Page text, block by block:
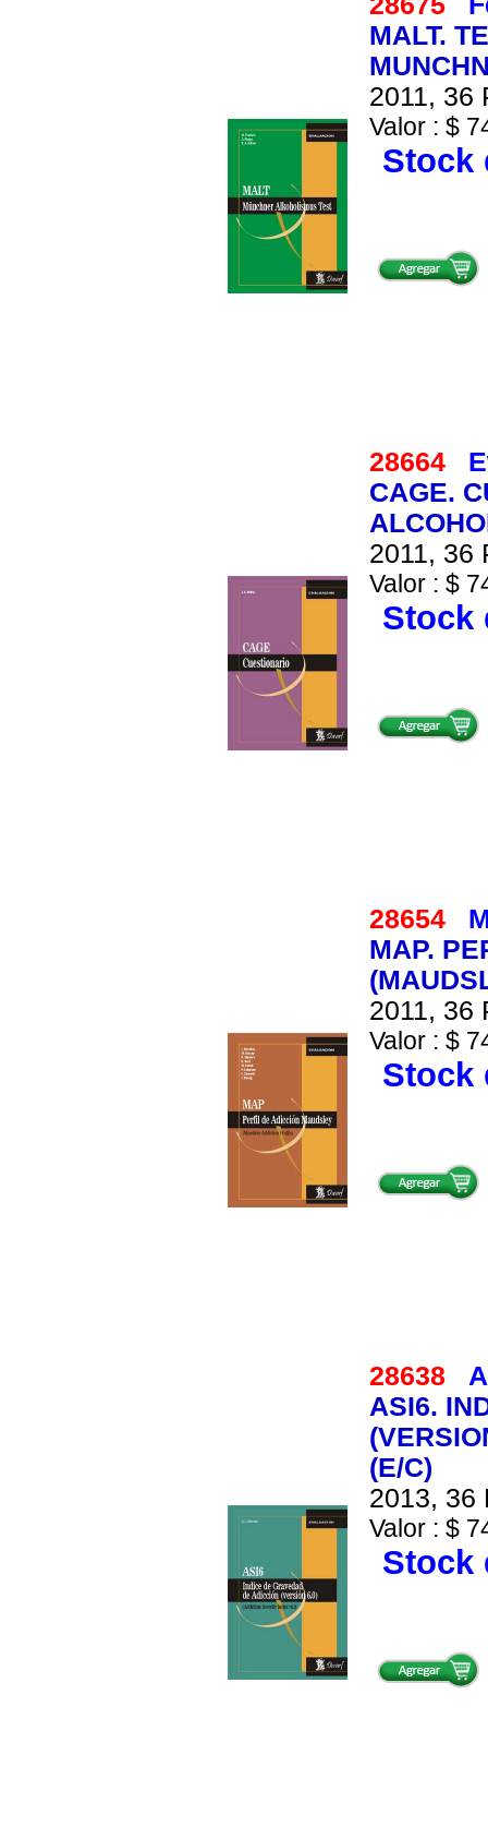
MALT.
2011, 36
Valor : $
Stock
28664
CAGE.
2011, 36
Valor : $
Stock
28654
MAP.
2011, 36
Valor : $
Stock
28638
ASI6.
(E/C)
2013, 36
Valor : $
Stock